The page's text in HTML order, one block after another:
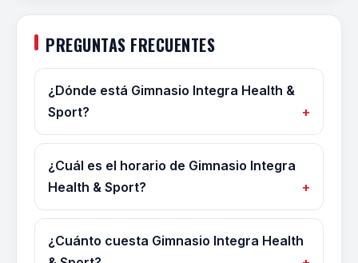
PREGUNTAS FRECUENTES
¿Dónde está Gimnasio Integra Health &
Sport?
¿Cuál es el horario de Gimnasio Integra
Health & Sport?
¿Cuánto cuesta Gimnasio Integra Health